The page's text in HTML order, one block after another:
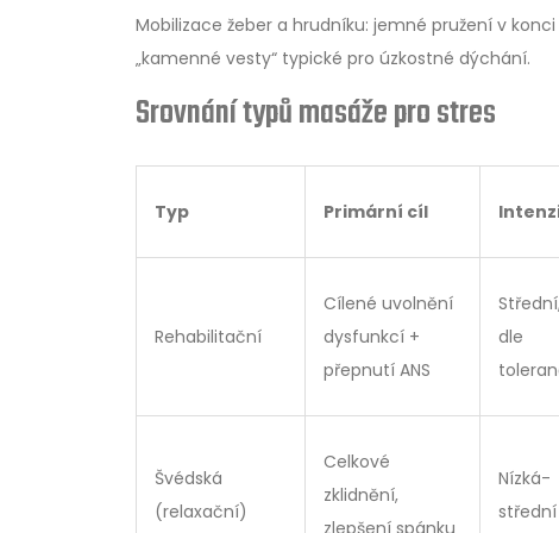
Mobilizace žeber a hrudníku: jemné pružení v
„kamenné vesty“ typické pro úzkostné dýchání.
Srovnání typů masáže pro stres
Typ Primární cíl
Rehabilitační
Cílené uvolnění
dysfunkcí +
přepnutí ANS
dle
Švédská
(relaxační)
Celkové
zklidnění,
Nízká-
střední